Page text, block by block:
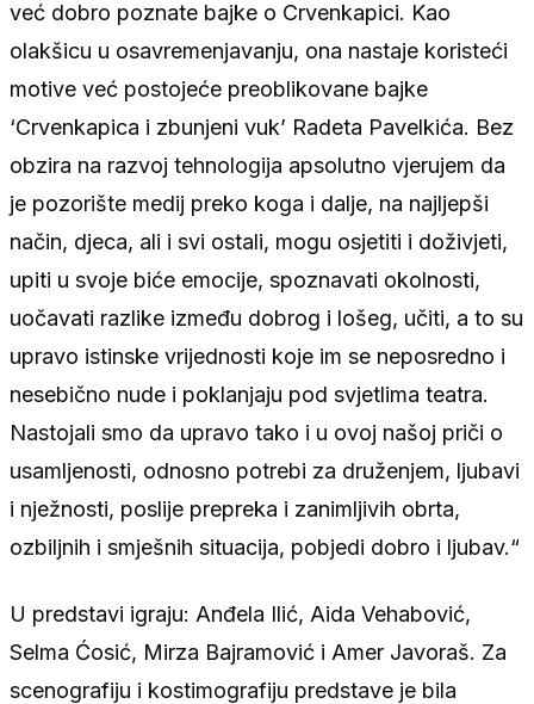
već dobro poznate bajke o Crvenkapici. Kao
olakšicu u osavremenjavanju, ona nastaje koristeći
motive već postojeće preoblikovane bajke
‘Crvenkapica i zbunjeni vuk’ Radeta Pavelkića. Bez
obzira na razvoj tehnologija apsolutno vjerujem da
je pozorište medij preko koga i dalje, na najljepši
način, djeca, ali i svi ostali, mogu osjetiti i doživjeti,
upiti u svoje biće emocije, spoznavati okolnosti,
uočavati razlike između dobrog i lošeg, učiti, a to su
upravo istinske vrijednosti koje im se neposredno i
nesebično nude i poklanjaju pod svjetlima teatra.
Nastojali smo da upravo tako i u ovoj našoj priči o
usamljenosti, odnosno potrebi za druženjem, ljubavi
i nježnosti, poslije prepreka i zanimljivih obrta,
ozbiljnih i smješnih situacija, pobjedi dobro i ljubav.“
U predstavi igraju: Anđela Ilić, Aida Vehabović,
Selma Ćosić, Mirza Bajramović i Amer Javoraš. Za
scenografiju i kostimografiju predstave je bila